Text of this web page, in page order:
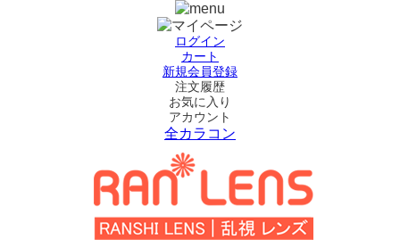
ログイン
カート
新規会員登録
注文履歴
お気に入り
アカウント
全カラコン